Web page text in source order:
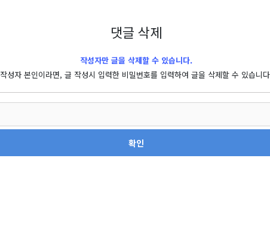
댓글 삭제
작성자만 글을 삭제할 수 있습니다.
작성자 본인이라면, 글 작성시 입력한 비밀번호를 입력하여 글을 삭제할 수 있습니